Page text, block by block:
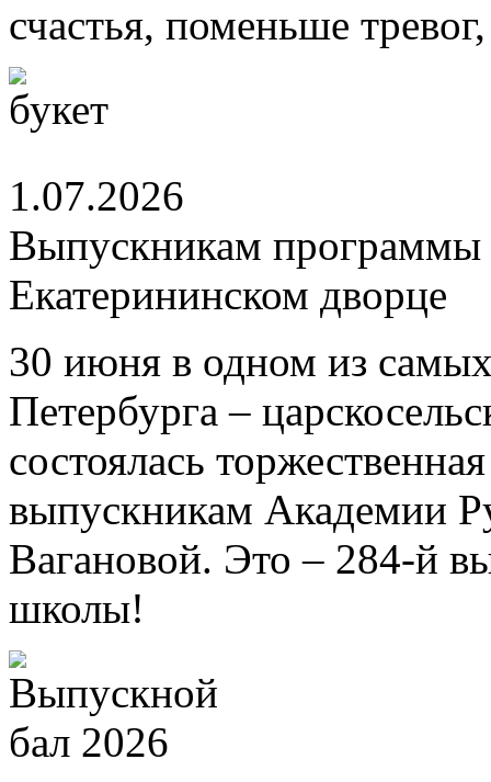
счастья, поменьше
1.07.2026
Выпускникам
Екатерининском дворце
30 июня в одном из
Петербурга –
состоялась
выпускникам Академии
Вагановой. Это – 284-й
школы!